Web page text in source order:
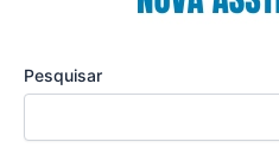
Pesquisar